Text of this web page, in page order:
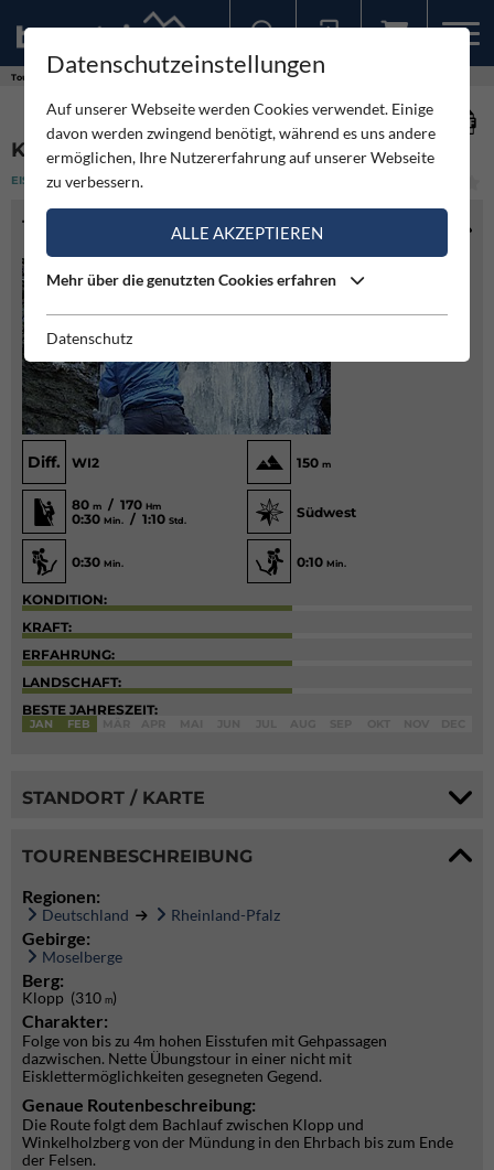
Touren
KLOPPBACHFÄLLE
EISKLETTERN LEICHT
TOURENINFO
Diff. WI2 150 m
80 m / 170 Hm
0:30 Min. / 1:10 Std.
Südwest
0:30 Min. 0:10 Min.
KONDITION:
KRAFT:
ERFAHRUNG:
LANDSCHAFT:
BESTE JAHRESZEIT:
JAN FEB
STANDORT / KARTE
TOURENBESCHREIBUNG
Regionen:
Deutschland Rheinland-Pfalz
Gebirge:
Moselberge
Berg:
Klopp (310 m)
Charakter:
Folge von bis zu 4m hohen Eisstufen mit Gehpassagen
dazwischen. Nette Übungstour in einer nicht mit
Eisklettermöglichkeiten gesegneten Gegend.
Genaue Routenbeschreibung:
Die Route folgt dem Bachlauf zwischen Klopp und
Winkelholzberg von der Mündung in den Ehrbach bis zum Ende
der Felsen.
Datenschutzeinstellungen
Auf unserer Webseite werden Cookies verwendet. Einige
davon werden zwingend benötigt, während es uns andere
ermöglichen, Ihre Nutzererfahrung auf unserer Webseite
zu verbessern.
ALLE AKZEPTIEREN
Mehr über die genutzten Cookies erfahren
Datenschutz